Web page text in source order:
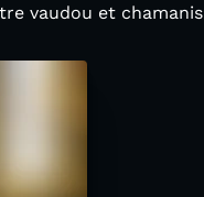
vaudou et